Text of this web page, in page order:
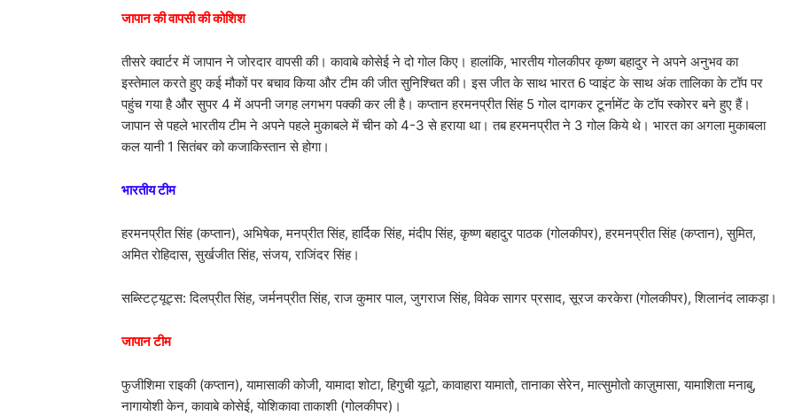
जापान की वापसी की कोशिश
तीसरे क्वार्टर में जापान ने जोरदार वापसी की। कावाबे कोसेई ने दो गोल किए। हालांकि, भारतीय गोलकीपर कृष्ण बहादुर ने अपने अनुभव का
इस्तेमाल करते हुए कई मौकों पर बचाव किया और टीम की जीत सुनिश्चित की। इस जीत के साथ भारत 6 प्वाइंट के साथ अंक तालिका के टॉप पर
पहुंच गया है और सुपर 4 में अपनी जगह लगभग पक्की कर ली है। कप्तान हरमनप्रीत सिंह 5 गोल दागकर टूर्नामेंट के टॉप स्कोरर बने हुए हैं।
जापान से पहले भारतीय टीम ने अपने पहले मुकाबले में चीन को 4-3 से हराया था। तब हरमनप्रीत ने 3 गोल किये थे। भारत का अगला मुकाबला
कल यानी 1 सितंबर को कजाकिस्तान से होगा।
भारतीय टीम
हरमनप्रीत सिंह (कप्तान), अभिषेक, मनप्रीत सिंह, हार्दिक सिंह, मंदीप सिंह, कृष्ण बहादुर पाठक (गोलकीपर), हरमनप्रीत सिंह (कप्तान), सुमित,
अमित रोहिदास, सुर्खजीत सिंह, संजय, राजिंदर सिंह।
सब्स्टिट्यूट्स: दिलप्रीत सिंह, जर्मनप्रीत सिंह, राज कुमार पाल, जुगराज सिंह, विवेक सागर प्रसाद, सूरज करकेरा (गोलकीपर), शिलानंद लाकड़ा।
जापान टीम
फुजीशिमा राइकी (कप्तान), यामासाकी कोजी, यामादा शोटा, हिगुची यूटो, कावाहारा यामातो, तानाका सेरेन, मात्सुमोतो काज़ुमासा, यामाशिता मनाबु,
नागायोशी केन, कावाबे कोसेई, योशिकावा ताकाशी (गोलकीपर)।